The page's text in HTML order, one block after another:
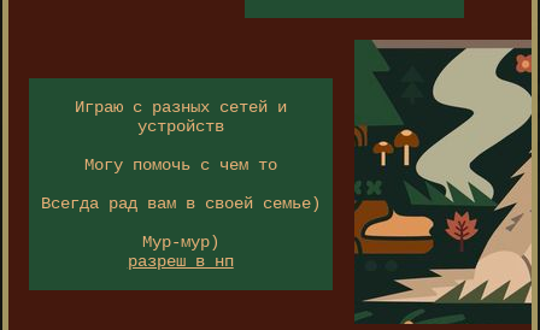
Играю с разных сетей и
устройств
Могу помочь с чем то
Всегда рад вам в своей семье)
Мур-мур)
разреш в нп